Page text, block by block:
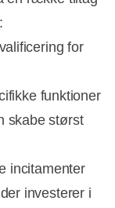
for
funktioner
skabe størst
incitamenter
investerer i